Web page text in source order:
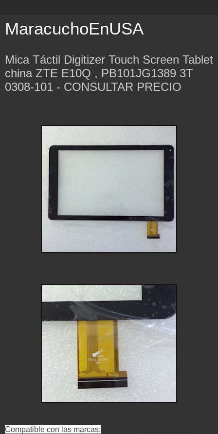
MaracuchoEnUSA
Mica Táctil Digitizer Touch Screen Tablet
china ZTE E10Q , PB101JG1389 3T
0308-101 - CONSULTAR PRECIO
Compatible con las marcas: